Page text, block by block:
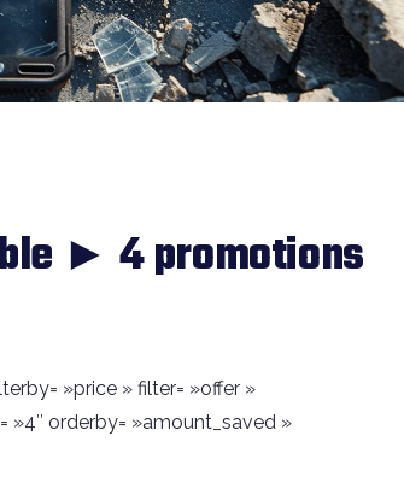
► 4 promotions
»price » filter= »offer »
»4″ orderby= »amount_saved »